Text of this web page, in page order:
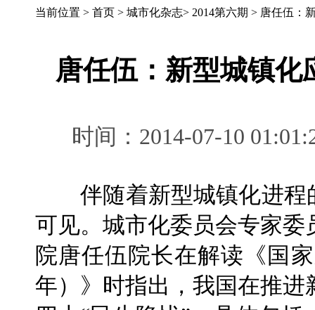
当前位置 > 首页 > 城市化杂志> 2014第六期 > 唐任伍：
唐任伍：新型城镇化
时间：2014-07-10
伴随着新型城镇化进程
可见。城市化委员会专家
院唐任伍院长在解读《国
年）》时指出，我国在推